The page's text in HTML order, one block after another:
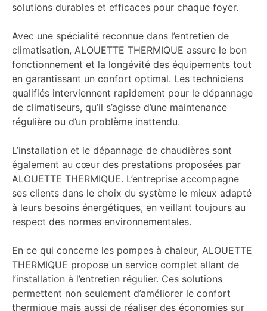
solutions durables et efficaces pour chaque foyer.
Avec une spécialité reconnue dans l’entretien de
climatisation, ALOUETTE THERMIQUE assure le bon
fonctionnement et la longévité des équipements tout
en garantissant un confort optimal. Les techniciens
qualifiés interviennent rapidement pour le dépannage
de climatiseurs, qu’il s’agisse d’une maintenance
régulière ou d’un problème inattendu.
L’installation et le dépannage de chaudières sont
également au cœur des prestations proposées par
ALOUETTE THERMIQUE. L’entreprise accompagne
ses clients dans le choix du système le mieux adapté
à leurs besoins énergétiques, en veillant toujours au
respect des normes environnementales.
En ce qui concerne les pompes à chaleur, ALOUETTE
THERMIQUE propose un service complet allant de
l’installation à l’entretien régulier. Ces solutions
permettent non seulement d’améliorer le confort
thermique mais aussi de réaliser des économies sur